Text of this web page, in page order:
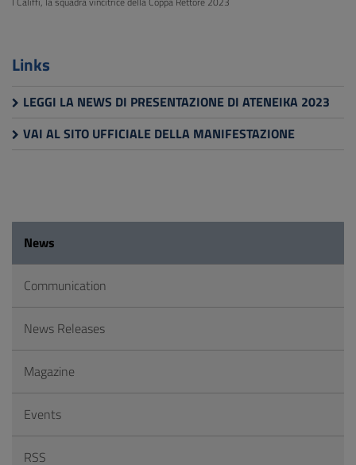
Links
LEGGI LA NEWS DI PRESENTAZIONE DI ATENEIKA 2023
VAI AL SITO UFFICIALE DELLA MANIFESTAZIONE
News
Communication
News Releases
Magazine
Events
RSS